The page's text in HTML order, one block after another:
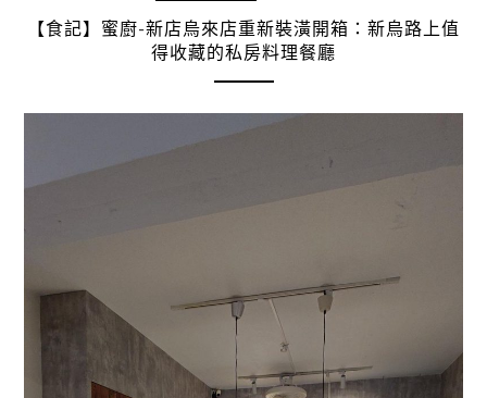
【食記】蜜廚-新店烏來店重新裝潢開箱：新烏路上值
得收藏的私房料理餐廳